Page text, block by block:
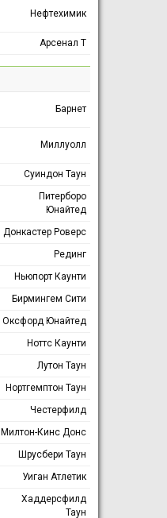
Нефтехимик
Арсенал Т
Барнет
Миллуолл
Суиндон Таун
Питерборо
Юнайтед
Донкастер Роверс
Рединг
Ньюпорт Каунти
Бирмингем Сити
Оксфорд Юнайтед
Ноттс Каунти
Лутон Таун
Нортгемптон Таун
Честерфилд
Милтон-Кинс Донс
Шрусбери Таун
Уиган Атлетик
Хаддерсфилд
Таун